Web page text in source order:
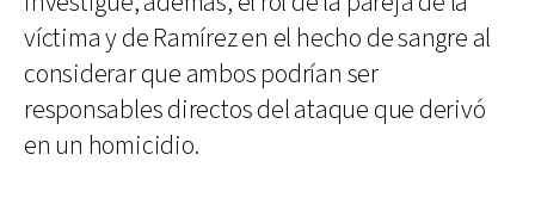
víctima y de Ramírez en el hecho de sangre al
considerar que ambos podrían ser
responsables directos del ataque que derivó
en un homicidio.